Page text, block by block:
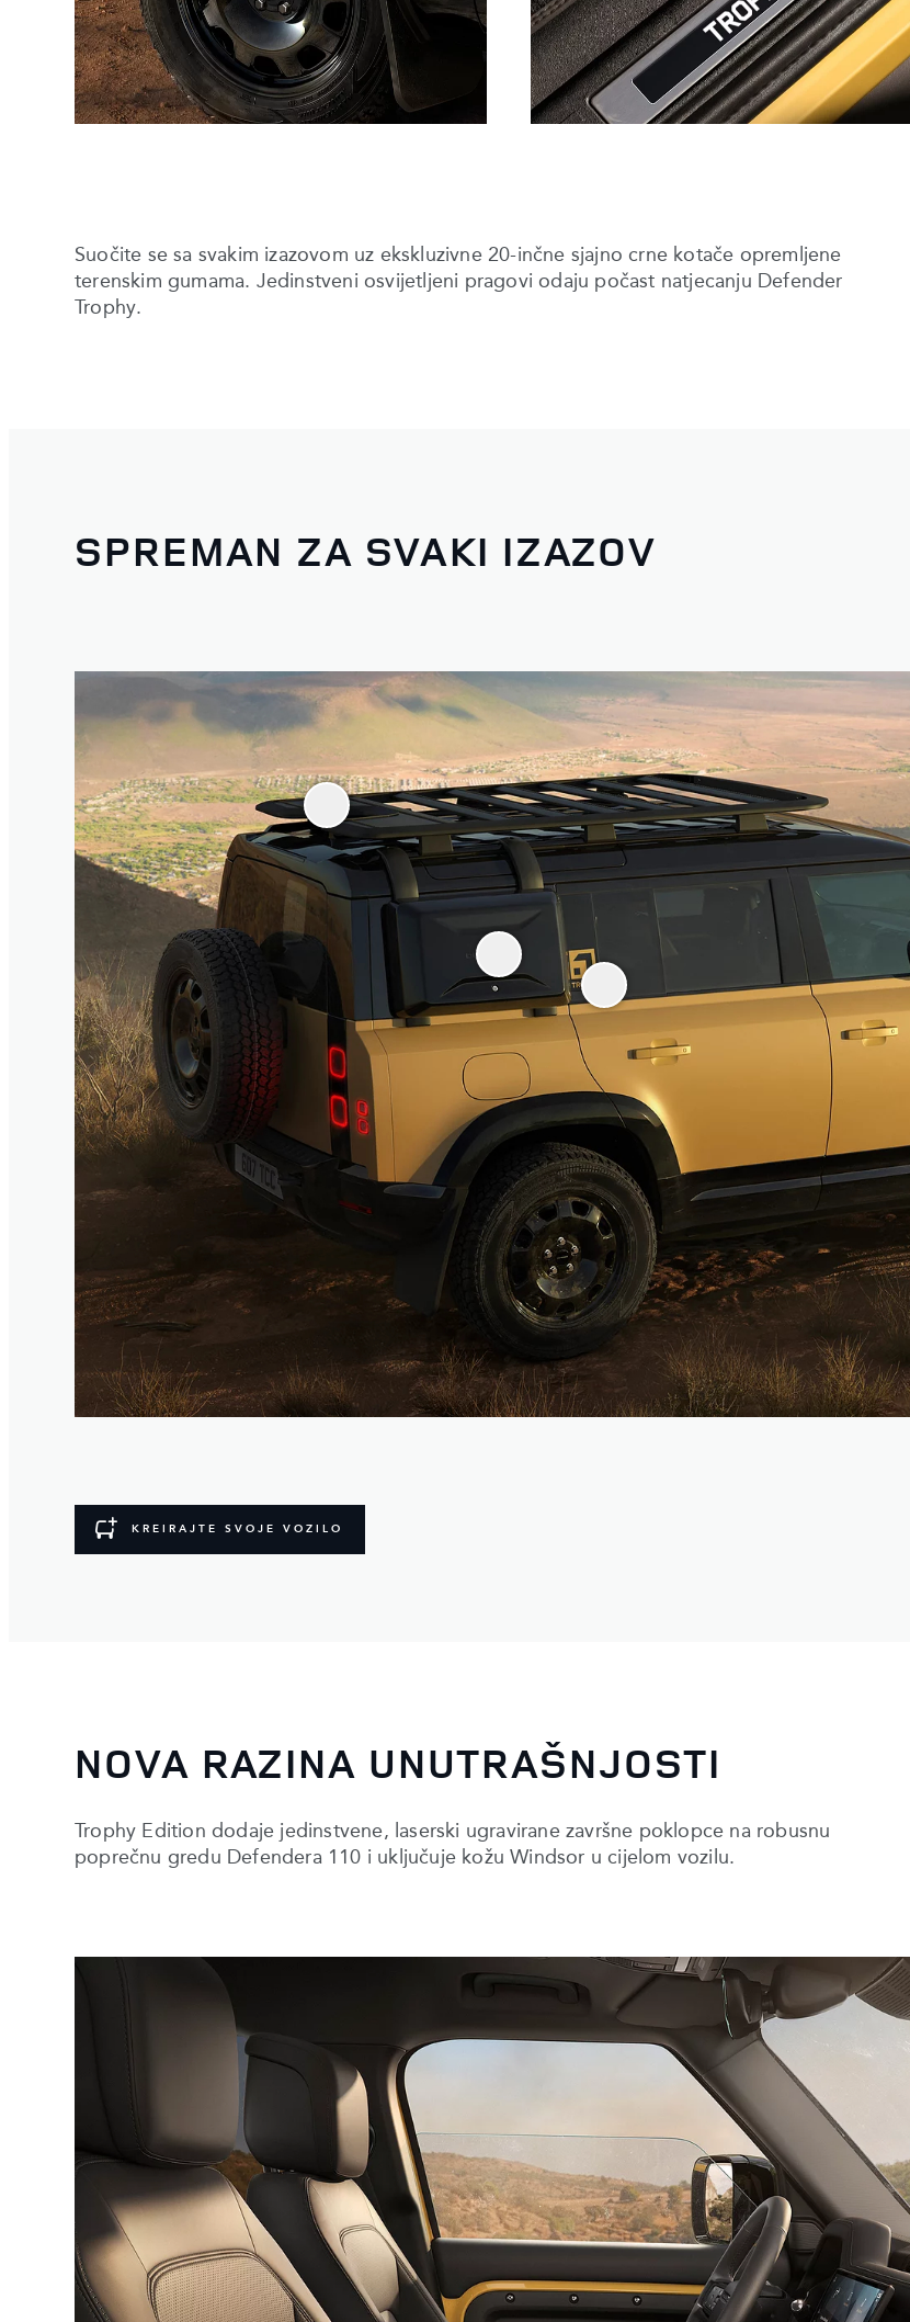
Suočite se sa svakim izazovom uz ekskluzivne 20-inčne sjajno crne kotače opremljene
terenskim gumama. Jedinstveni osvijetljeni pragovi odaju počast natjecanju Defender
Trophy.
SPREMAN ZA SVAKI IZAZOV
KREIRAJTE SVOJE VOZILO
NOVA RAZINA UNUTRAŠNJOSTI
Trophy Edition dodaje jedinstvene, laserski ugravirane završne poklopce na robusnu
poprečnu gredu Defendera 110 i uključuje kožu Windsor u cijelom vozilu.